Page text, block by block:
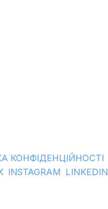
КОНФІДЕНЦІЙНОСТІ
INSTAGRAM LINKEDIN